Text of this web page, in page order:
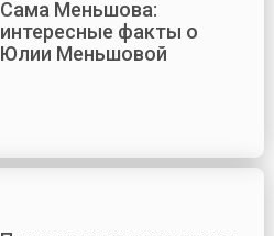
Сама Меньшова:
интересные факты о
Юлии Меньшовой